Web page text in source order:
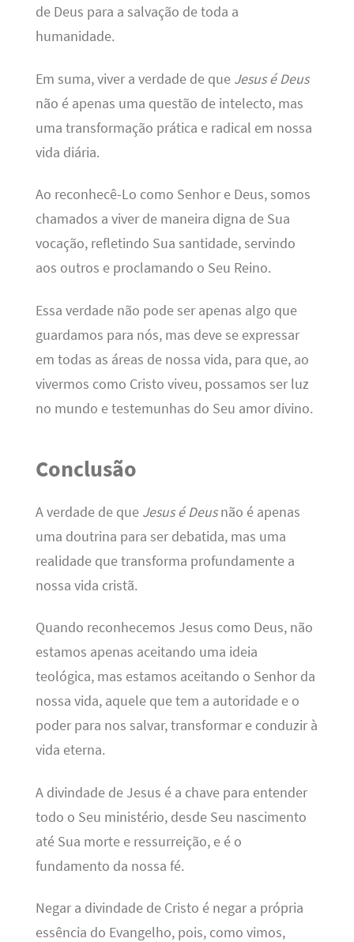
de Deus para a salvação de toda a
humanidade.
Em suma, viver a verdade de que Jesus é Deus
não é apenas uma questão de intelecto, mas
uma transformação prática e radical em nossa
vida diária.
Ao reconhecê-Lo como Senhor e Deus, somos
chamados a viver de maneira digna de Sua
vocação, refletindo Sua santidade, servindo
aos outros e proclamando o Seu Reino.
Essa verdade não pode ser apenas algo que
guardamos para nós, mas deve se expressar
em todas as áreas de nossa vida, para que, ao
vivermos como Cristo viveu, possamos ser luz
no mundo e testemunhas do Seu amor divino.
Conclusão
A verdade de que Jesus é Deusnão é apenas
uma doutrina para ser debatida, mas uma
realidade que transforma profundamente a
nossa vida cristã.
Quando reconhecemos Jesus como Deus, não
estamos apenas aceitando uma ideia
teológica, mas estamos aceitando o Senhor da
nossa vida, aquele que tem a autoridade e o
poder para nos salvar, transformar e conduzir à
vida eterna.
A divindade de Jesus é a chave para entender
todo o Seu ministério, desde Seu nascimento
até Sua morte e ressurreição, e é o
fundamento da nossa fé.
Negar a divindade de Cristo é negar a própria
essência do Evangelho, pois, como vimos,